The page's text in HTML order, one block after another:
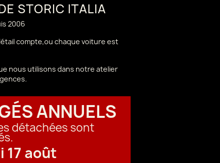
STORIC ITALIA
2006
compte,ou chaque voiture est
nous utilisons dans notre atelier
ANNUELS
détachées sont
17 août